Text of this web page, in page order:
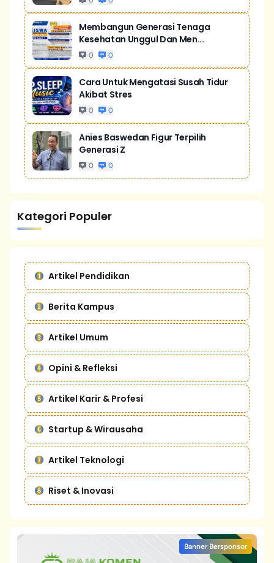
Membangun Generasi Tenaga
Kesehatan Unggul Dan Men...
0 0
Cara Untuk Mengatasi Susah Tidur
Akibat Stres
0 0
Anies Baswedan Figur Terpilih
Generasi Z
0 0
Kategori Populer
Artikel Pendidikan
Berita Kampus
Artikel Umum
Opini & Refleksi
Artikel Karir & Profesi
Startup & Wirausaha
Artikel Teknologi
Riset & Inovasi
Banner Bersponsor